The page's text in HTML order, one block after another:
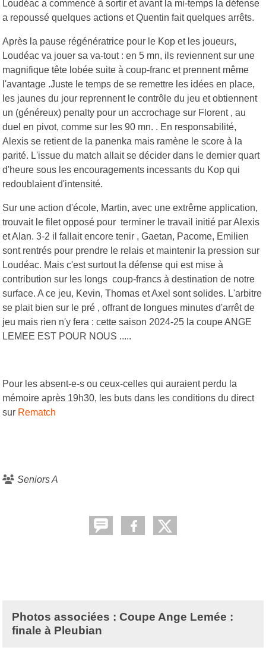
Loudéac a commencé à sortir et avant la mi-temps la défense
a repoussé quelques actions et Quentin fait quelques arrêts.
Après la pause régénératrice pour le Kop et les joueurs,
Loudéac va jouer sa va-tout : en 5 mn, ils reviennent sur une
magnifique tête lobée suite à coup-franc et prennent même
l'avantage .Juste le temps de se remettre les idées en place,
les jaunes du jour reprennent le contrôle du jeu et obtiennent
un (généreux) penalty pour un accrochage sur Florent , au
duel en pivot, comme sur les 90 mn. . En responsabilité,
Alexis se retient de la panenka mais ramène le score à la
parité. L'issue du match allait se décider dans le dernier quart
d'heure sous les encouragements incessants du Kop qui
redoublaient d'intensité.
Sur une action d'école, Martin, avec une extrême application,
trouvait le filet opposé pour terminer le travail initié par Alexis
et Alan. 3-2 il fallait encore tenir , Gaetan, Pacome, Emilien
sont rentrés pour prendre le relais et maintenir la pression sur
Loudéac. Mais c'est surtout la défense qui est mise à
contribution sur les longs coup-francs à destination de notre
surface. A ce jeu, Kevin, Thomas et Axel sont solides. L'arbitre
se plait bien sur le pré , offrant de longues minutes d'arrêt de
jeu mais rien n'y fera : cette saison 2024-25 la coupe ANGE
LEMEE EST POUR NOUS .....
Pour les absent-e-s ou ceux-celles qui auraient perdu la
mémoire après 19h30, les buts dans les conditions du direct
sur Rematch
Seniors A
Photos associées : Coupe Ange Lemée :
finale à Pleubian